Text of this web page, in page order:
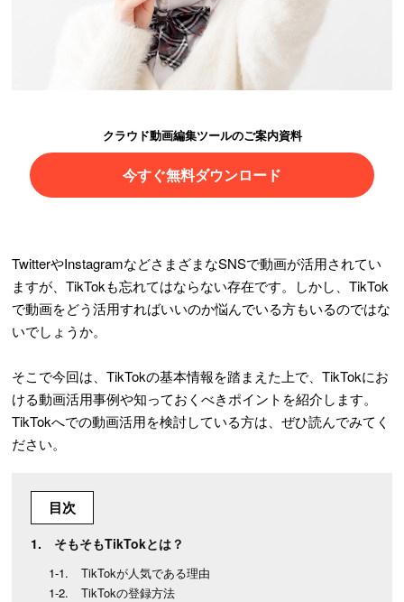
クラウド動画編集ツールのご案内資料
今すぐ無料ダウンロード
TwitterやInstagramなどさまざまなSNSで動画が活用されてい
ますが、TikTokも忘れてはならない存在です。しかし、TikTok
で動画をどう活用すればいいのか悩んでいる方もいるのではな
いでしょうか。
そこで今回は、TikTokの基本情報を踏まえた上で、TikTokにお
ける動画活用事例や知っておくべきポイントを紹介します。
TikTokへでの動画活用を検討している方は、ぜひ読んでみてく
ださい。
目次
そもそもTikTokとは？
TikTokが人気である理由
TikTokの登録方法